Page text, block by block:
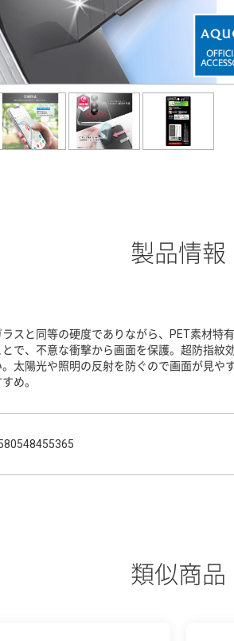
製品情報
ラスと同等の硬度でありながら、PET素材特
とで、不意な衝撃から画面を保護。超防指紋
。太陽光や照明の反射を防ぐので画面が見や
め。
類似商品